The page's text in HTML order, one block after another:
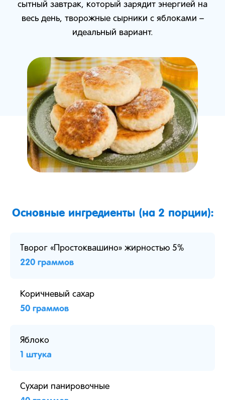
сытный завтрак, который зарядит энергией на
весь день, творожные сырники с яблоками –
идеальный вариант.
Основные ингредиенты (на 2 порции):
Творог «Простоквашино» жирностью 5%
220 граммов
Коричневый сахар
50 граммов
Яблоко
1 штука
Сухари панировочные